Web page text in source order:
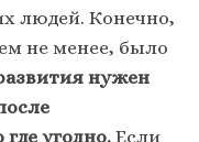
людей. Конечно,
не менее, было
нужен
угодно. Если